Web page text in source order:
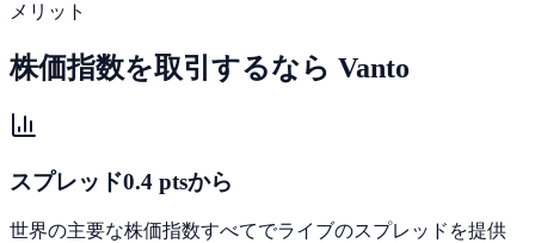
メリット
株価指数を取引するなら Vanto
スプレッド0.4 ptsから
世界の主要な株価指数すべてでライブのスプレッドを提供